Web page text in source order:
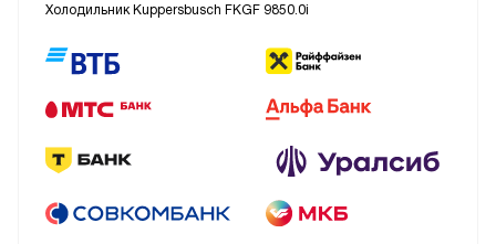
Холодильник Kuppersbusch FKGF 9850.0i